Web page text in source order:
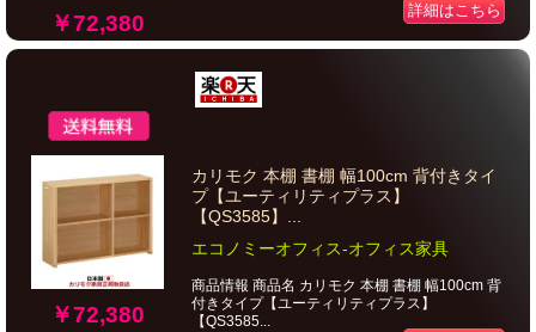
￥72,380
詳細はこちら
￥72,380
カリモク 本棚 書棚 幅100cm 背付きタイ
プ【ユーティリティプラス】
【QS3585】...
エコノミーオフィス-オフィス家具
商品情報 商品名 カリモク 本棚 書棚 幅100cm 背
付きタイプ【ユーティリティプラス】
【QS3585...